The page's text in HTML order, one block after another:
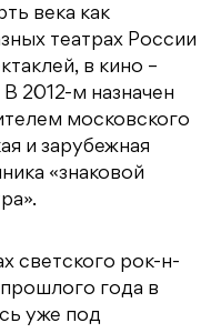
века как
театрах России
в кино –
2012-м назначен
московского
и зарубежная
«знаковой
светского рок-н-
года в
уже под